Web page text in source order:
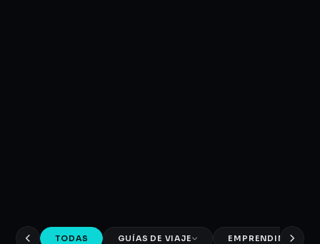
TODAS GUÍAS DE VIAJE EMPRENDIMIENTO